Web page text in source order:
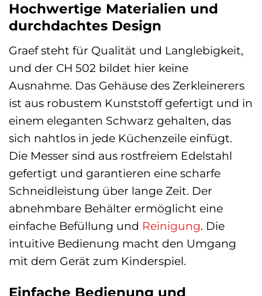
Hochwertige Materialien und
durchdachtes Design
Graef steht für Qualität und Langlebigkeit,
und der CH 502 bildet hier keine
Ausnahme. Das Gehäuse des Zerkleinerers
ist aus robustem Kunststoff gefertigt und in
einem eleganten Schwarz gehalten, das
sich nahtlos in jede Küchenzeile einfügt.
Die Messer sind aus rostfreiem Edelstahl
gefertigt und garantieren eine scharfe
Schneidleistung über lange Zeit. Der
abnehmbare Behälter ermöglicht eine
einfache Befüllung und Reinigung. Die
intuitive Bedienung macht den Umgang
mit dem Gerät zum Kinderspiel.
Einfache Bedienung und